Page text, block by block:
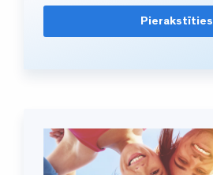
Pierakstīties